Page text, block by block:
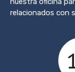
relacionados con